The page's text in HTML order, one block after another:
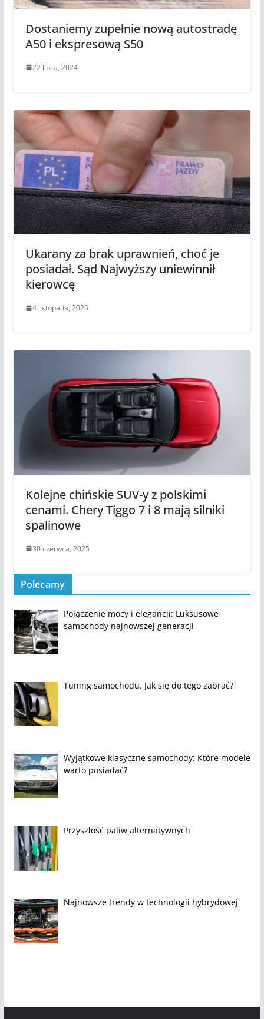
Dostaniemy zupełnie nową autostradę
A50 i ekspresową S50
22 lipca, 2024
Ukarany za brak uprawnień, choć je
posiadał. Sąd Najwyższy uniewinnił
kierowcę
4 listopada, 2025
Kolejne chińskie SUV-y z polskimi
cenami. Chery Tiggo 7 i 8 mają silniki
spalinowe
30 czerwca, 2025
Polecamy
Połączenie mocy i elegancji: Luksusowe
samochody najnowszej generacji
Tuning samochodu. Jak się do tego zabrać?
Wyjątkowe klasyczne samochody: Które modele
warto posiadać?
Przyszłość paliw alternatywnych
Najnowsze trendy w technologii hybrydowej